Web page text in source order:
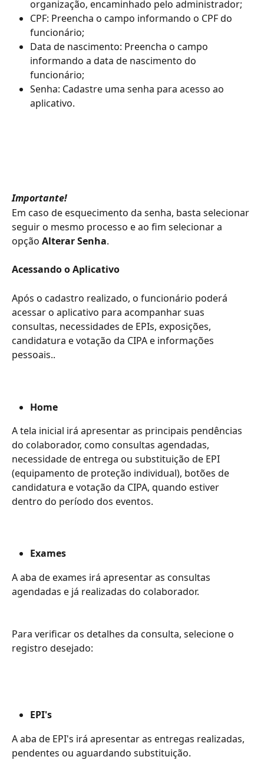
organização, encaminhado pelo administrador;
CPF: Preencha o campo informando o CPF do
funcionário;
Data de nascimento: Preencha o campo
informando a data de nascimento do
funcionário;
Senha: Cadastre uma senha para acesso ao
aplicativo.
Importante!
Em caso de esquecimento da senha, basta selecionar
seguir o mesmo processo e ao fim selecionar a
opção Alterar Senha.
Acessando o Aplicativo
Após o cadastro realizado, o funcionário poderá
acessar o aplicativo para acompanhar suas
consultas, necessidades de EPIs, exposições,
candidatura e votação da CIPA e informações
pessoais..
Home
A tela inicial irá apresentar as principais pendências
do colaborador, como consultas agendadas,
necessidade de entrega ou substituição de EPI
(equipamento de proteção individual), botões de
candidatura e votação da CIPA, quando estiver
dentro do período dos eventos.
Exames
A aba de exames irá apresentar as consultas
agendadas e já realizadas do colaborador.
Para verificar os detalhes da consulta, selecione o
registro desejado:
EPI's
A aba de EPI's irá apresentar as entregas realizadas,
pendentes ou aguardando substituição.